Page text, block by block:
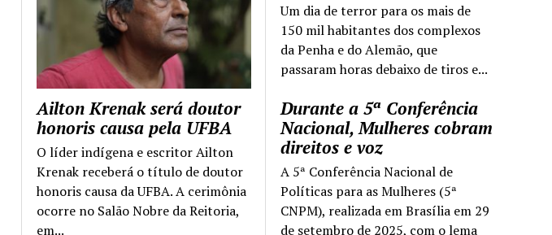
Um dia de terror para os mais de
150 mil habitantes dos complexos
da Penha e do Alemão, que
passaram horas debaixo de tiros e...
Durante a 5ª Conferência
Nacional, Mulheres cobram
direitos e voz
A 5ª Conferência Nacional de
Políticas para as Mulheres (5ª
CNPM), realizada em Brasília em 29
de setembro de 2025, com o lema
Ailton Krenak será doutor
honoris causa pela UFBA
O líder indígena e escritor Ailton
Krenak receberá o título de doutor
honoris causa da UFBA. A cerimônia
ocorre no Salão Nobre da Reitoria,
em...